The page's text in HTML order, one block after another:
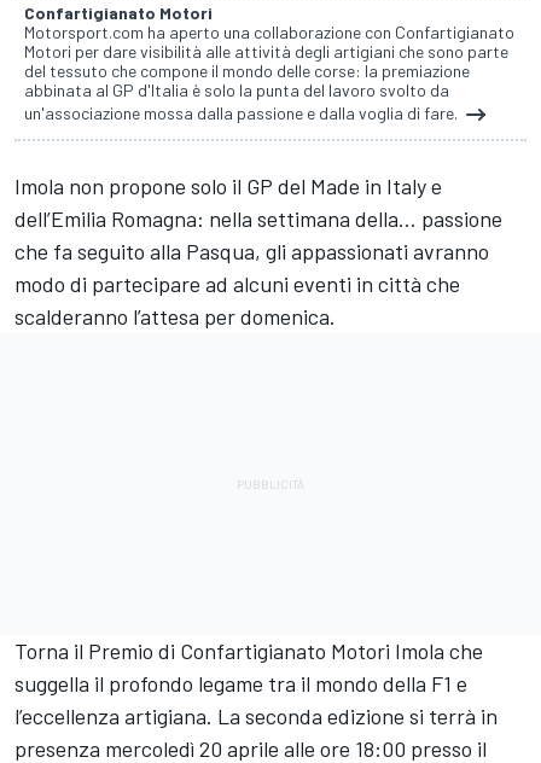
Confartigianato Motori
Motorsport.com ha aperto una collaborazione con Confartigianato
Motori per dare visibilità alle attività degli artigiani che sono parte
del tessuto che compone il mondo delle corse: la premiazione
abbinata al GP d'Italia è solo la punta del lavoro svolto da
un'associazione mossa dalla passione e dalla voglia di fare.
Imola non propone solo il GP del Made in Italy e
dell’Emilia Romagna: nella settimana della… passione
che fa seguito alla Pasqua, gli appassionati avranno
modo di partecipare ad alcuni eventi in città che
scalderanno l’attesa per domenica.
Torna il Premio di Confartigianato Motori Imola che
suggella il profondo legame tra il mondo della F1 e
l’eccellenza artigiana. La seconda edizione si terrà in
presenza mercoledì 20 aprile alle ore 18:00 presso il